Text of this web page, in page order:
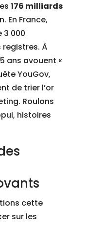
176 milliards
En France,
3 000
À
ans avouent «
YouGov,
de trier l’or
Roulons
histoires
cette
sur les